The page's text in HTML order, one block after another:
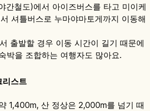
간철도)에서 아이즈버스를 타고 미이케
셔틀버스로 누마야마토게까지 이동해
출발할 경우 이동 시간이 길기 때문에
박을 조합하는 여행자도 많아요.
리스트
1,400m, 산 정상은 2,000m를 넘기 때